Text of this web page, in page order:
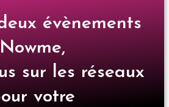
évènements
Nowme,
sur les réseaux
votre